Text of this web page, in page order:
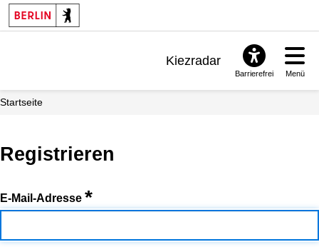
Kiezradar
Barrierefrei Menü
Startseite
Registrieren
E-Mail-Adresse *